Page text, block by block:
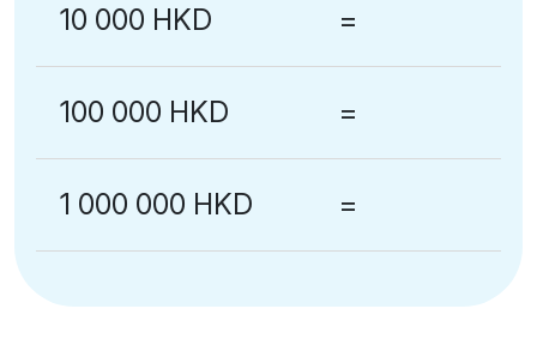
10 000 HKD =
100 000 HKD =
1 000 000 HKD =